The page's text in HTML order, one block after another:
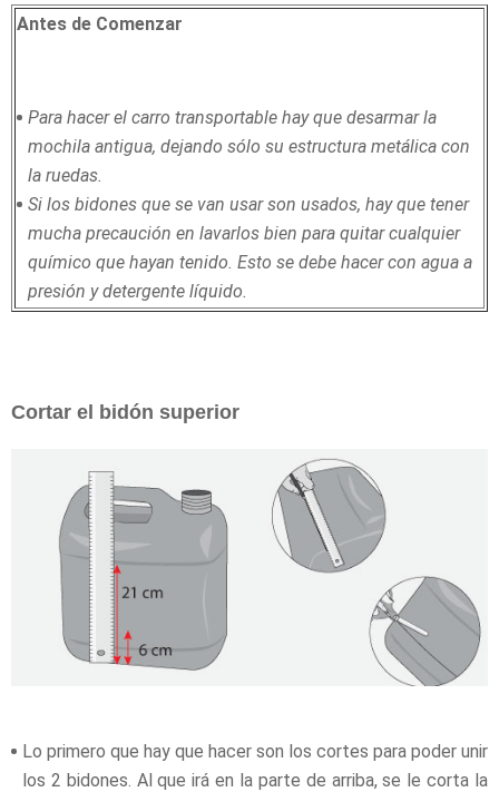
Antes de Comenzar
Para hacer el carro transportable hay que desarmar la
mochila antigua, dejando sólo su estructura metálica con
la ruedas.
Si los bidones que se van usar son usados, hay que tener
mucha precaución en lavarlos bien para quitar cualquier
químico que hayan tenido. Esto se debe hacer con agua a
presión y detergente líquido.
Cortar el bidón superior
Lo primero que hay que hacer son los cortes para poder unir
los 2 bidones. Al que irá en la parte de arriba, se le corta la